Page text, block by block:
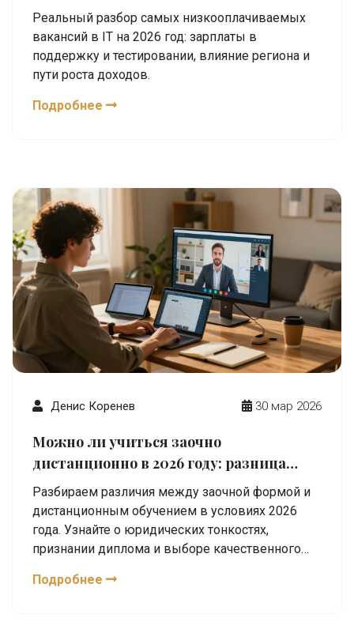
зарплат 2026 года
Реальный разбор самых низкооплачиваемых
вакансий в IT на 2026 год: зарплаты в
поддержку и тестировании, влияние региона и
пути роста доходов.
Подробнее
Денис Коренев 30 мар 2026
Можно ли учиться заочно
дистанционно в 2026 году: разница
форматов и признание диплома
Разбираем различия между заочной формой и
дистанционным обучением в условиях 2026
года. Узнайте о юридических тонкостях,
признании диплома и выборе качественного
Подробнее